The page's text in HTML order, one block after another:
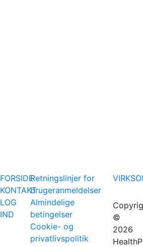
FORSIDE
KONTAKT
LOG
IND
Retningslinjer for
brugeranmeldelser
Almindelige
betingelser
Cookie- og
privatlivspolitik
©
2026